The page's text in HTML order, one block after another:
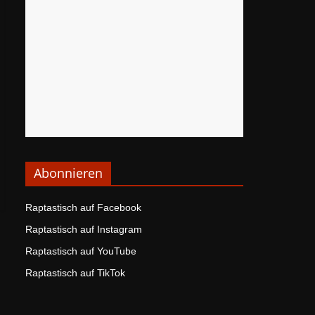
Abonnieren
Raptastisch auf Facebook
Raptastisch auf Instagram
Raptastisch auf YouTube
Raptastisch auf TikTok